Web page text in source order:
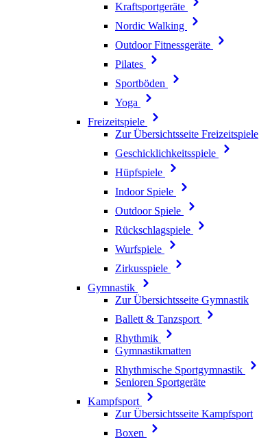
Kraftsportgeräte
Nordic Walking
Outdoor Fitnessgeräte
Pilates
Sportböden
Yoga
Freizeitspiele
Zur Übersichtsseite Freizeitspiele
Geschicklichkeitsspiele
Hüpfspiele
Indoor Spiele
Outdoor Spiele
Rückschlagspiele
Wurfspiele
Zirkusspiele
Gymnastik
Zur Übersichtsseite Gymnastik
Ballett & Tanzsport
Rhythmik
Gymnastikmatten
Rhythmische Sportgymnastik
Senioren Sportgeräte
Kampfsport
Zur Übersichtsseite Kampfsport
Boxen